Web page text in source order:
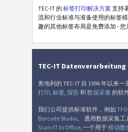
MAT MAT 标签
LTO LTO 标签
I 库存标签
NF Nutrition
€ SEPA 授权
TEC-IT 的 标签打印解决方案 支持
流和行业标准与准备使用的标签
趣的其他标签布局是免费添加 - 您
TEC-IT Datenverarbeitung
奥地利的 TEC-IT 自 1996 年以来
打印, 标签, 报告和 数据采集的软
我们公司提供标准软件，例如
Barcode Studio。 通用数据采集工
Scan-IT to Office, 一个用于移动数